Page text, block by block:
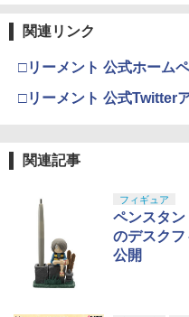
関連リンク
□リーメント 公式ホーム
□リーメント 公式Twitter
関連記事
フィギュア
ペンスタ
のデスク
公開